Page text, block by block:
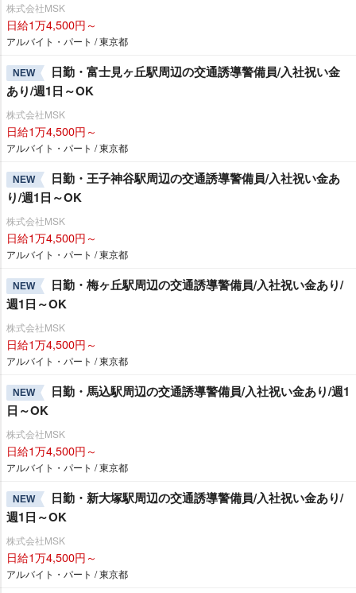
株式会社MSK
日給1万4,500円～
アルバイト・パート / 東京都
NEW
日勤・富士見ヶ丘駅周辺の交通誘導警備員/入社祝い金
あり/週1日～OK
株式会社MSK
日給1万4,500円～
アルバイト・パート / 東京都
NEW
日勤・王子神谷駅周辺の交通誘導警備員/入社祝い金あ
り/週1日～OK
株式会社MSK
日給1万4,500円～
アルバイト・パート / 東京都
NEW
日勤・梅ヶ丘駅周辺の交通誘導警備員/入社祝い金あり/
週1日～OK
株式会社MSK
日給1万4,500円～
アルバイト・パート / 東京都
NEW
日勤・馬込駅周辺の交通誘導警備員/入社祝い金あり/週1
日～OK
株式会社MSK
日給1万4,500円～
アルバイト・パート / 東京都
NEW
日勤・新大塚駅周辺の交通誘導警備員/入社祝い金あり/
週1日～OK
株式会社MSK
日給1万4,500円～
アルバイト・パート / 東京都